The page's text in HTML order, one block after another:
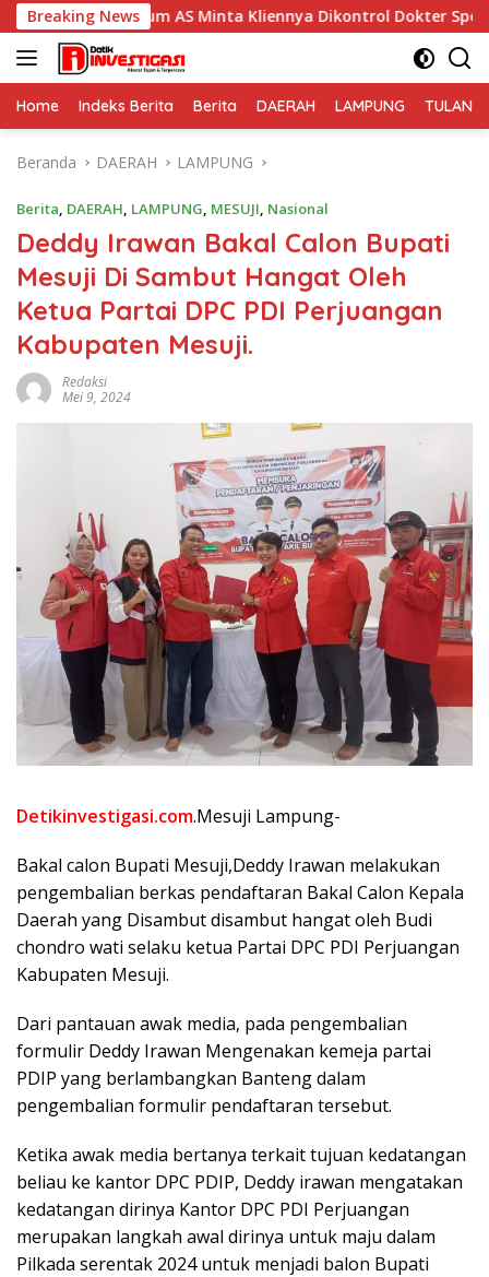
Langsung
ke
konten
Breaking News
AS Minta Kliennya Dikontrol Dokter Spesialis Kejiwaan
Home Indeks Berita Berita DAERAH LAMPUNG TULANG
Beranda DAERAH LAMPUNG
Berita, DAERAH, LAMPUNG, MESUJI, Nasional
Deddy Irawan Bakal Calon Bupati
Mesuji Di Sambut Hangat Oleh
Ketua Partai DPC PDI Perjuangan
Kabupaten Mesuji.
Redaksi
Mei 9, 2024
Detikinvestigasi.com.Mesuji Lampung-
Bakal calon Bupati Mesuji,Deddy Irawan melakukan
pengembalian berkas pendaftaran Bakal Calon Kepala
Daerah yang Disambut disambut hangat oleh Budi
chondro wati selaku ketua Partai DPC PDI Perjuangan
Kabupaten Mesuji.
Dari pantauan awak media, pada pengembalian
formulir Deddy Irawan Mengenakan kemeja partai
PDIP yang berlambangkan Banteng dalam
pengembalian formulir pendaftaran tersebut.
Ketika awak media bertanya terkait tujuan kedatangan
beliau ke kantor DPC PDIP, Deddy irawan mengatakan
kedatangan dirinya Kantor DPC PDI Perjuangan
merupakan langkah awal dirinya untuk maju dalam
Pilkada serentak 2024 untuk menjadi balon Bupati